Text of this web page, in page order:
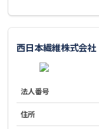
西日本繊維株式会社
法人番号
住所